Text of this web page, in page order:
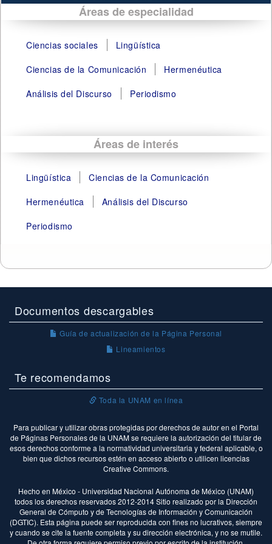
Áreas de especialidad
Ciencias sociales
Lingüística
Ciencias de la Comunicación
Hermenéutica
Análisis del Discurso
Periodismo
Áreas de interés
Lingüística
Ciencias de la Comunicación
Hermenéutica
Análisis del Discurso
Periodismo
Documentos descargables
Guía de actualización de la Página Personal
Lineamientos
Te recomendamos
Toda la UNAM en línea
Para publicar y utilizar obras protegidas por derechos de autor en el Portal
de Páginas Personales de la UNAM se requiere la autorización del titular de
esos derechos conforme a la normatividad universitaria y federal aplicable, o
bien que dichos recursos estén en acceso abierto o utilicen licencias
Creative Commons.
Hecho en México - Universidad Nacional Autónoma de México (UNAM)
todos los derechos reservados 2012-2014 Sitio realizado por la Dirección
General de Cómputo y de Tecnologías de Información y Comunicación
(DGTIC). Esta página puede ser reproducida con fines no lucrativos, siempre
y cuando se cite la fuente completa y su dirección electrónica, y no se mutile.